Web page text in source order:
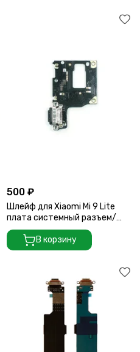
500 ₽
Шлейф для Xiaomi Mi 9 Lite
плата системный разъем/
микрофон
В корзину